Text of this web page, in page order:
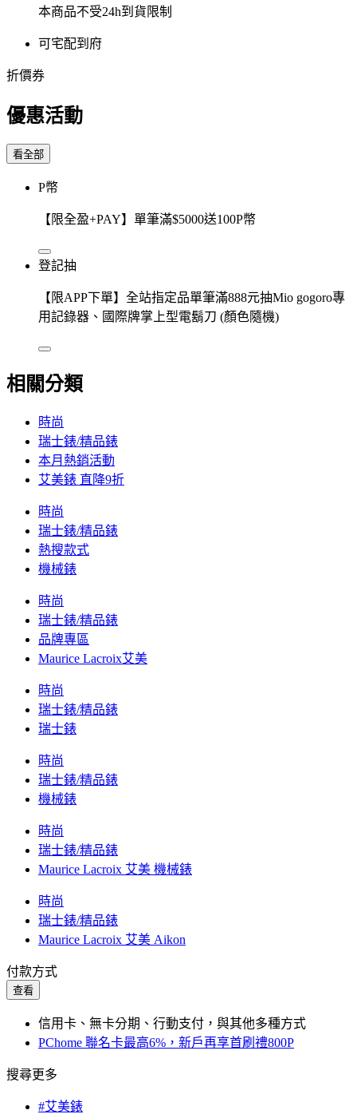
本商品不受24h到貨限制
可宅配到府
折價券
優惠活動
看全部
P幣
【限全盈+PAY】單筆滿$5000送100P幣
登記抽
【限APP下單】全站指定品單筆滿888元抽Mio gogoro專
用記錄器、國際牌掌上型電鬍刀 (顏色隨機)
相關分類
時尚
瑞士錶/精品錶
本月熱銷活動
艾美錶 直降9折
時尚
瑞士錶/精品錶
熱搜款式
機械錶
時尚
瑞士錶/精品錶
品牌專區
Maurice Lacroix艾美
時尚
瑞士錶/精品錶
瑞士錶
時尚
瑞士錶/精品錶
機械錶
時尚
瑞士錶/精品錶
Maurice Lacroix 艾美 機械錶
時尚
瑞士錶/精品錶
Maurice Lacroix 艾美 Aikon
付款方式
查看
信用卡、無卡分期、行動支付，與其他多種方式
PChome 聯名卡最高6%，新戶再享首刷禮800P
搜尋更多
#艾美錶